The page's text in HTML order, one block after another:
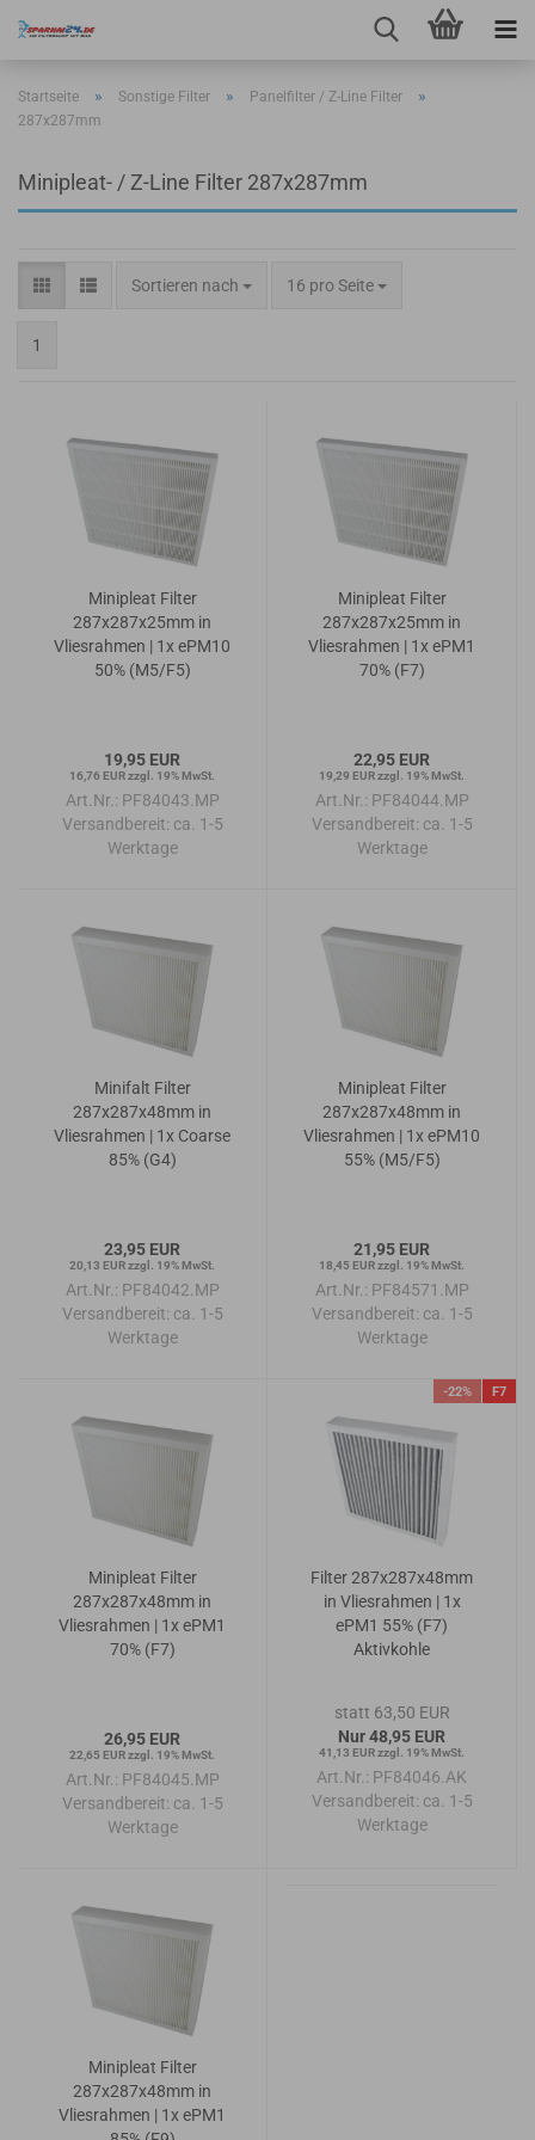
Startseite » Sonstige Filter » Panelfilter / Z-Line Filter »
287x287mm
Minipleat- / Z-Line Filter 287x287mm
Sortieren nach
Sortieren nach 16 pro Seite
pro Seite
1
Minipleat Filter
287x287x25mm in
Vliesrahmen | 1x ePM10
50% (M5/F5)
19,95 EUR
16,76 EUR zzgl. 19% MwSt.
Art.Nr.: PF84043.MP
Versandbereit: ca. 1-5
Werktage
Minipleat Filter
287x287x25mm in
Vliesrahmen | 1x ePM1
70% (F7)
22,95 EUR
19,29 EUR zzgl. 19% MwSt.
Art.Nr.: PF84044.MP
Versandbereit: ca. 1-5
Werktage
Minifalt Filter
287x287x48mm in
Vliesrahmen | 1x Coarse
85% (G4)
23,95 EUR
20,13 EUR zzgl. 19% MwSt.
Art.Nr.: PF84042.MP
Versandbereit: ca. 1-5
Werktage
Minipleat Filter
287x287x48mm in
Vliesrahmen | 1x ePM10
55% (M5/F5)
21,95 EUR
18,45 EUR zzgl. 19% MwSt.
Art.Nr.: PF84571.MP
Versandbereit: ca. 1-5
Werktage
Minipleat Filter
287x287x48mm in
Vliesrahmen | 1x ePM1
70% (F7)
26,95 EUR
22,65 EUR zzgl. 19% MwSt.
Art.Nr.: PF84045.MP
Versandbereit: ca. 1-5
Werktage
-22% F7
Filter 287x287x48mm
in Vliesrahmen | 1x
ePM1 55% (F7)
Aktivkohle
statt 63,50 EUR
Nur 48,95 EUR
41,13 EUR zzgl. 19% MwSt.
Art.Nr.: PF84046.AK
Versandbereit: ca. 1-5
Werktage
Minipleat Filter
287x287x48mm in
Vliesrahmen | 1x ePM1